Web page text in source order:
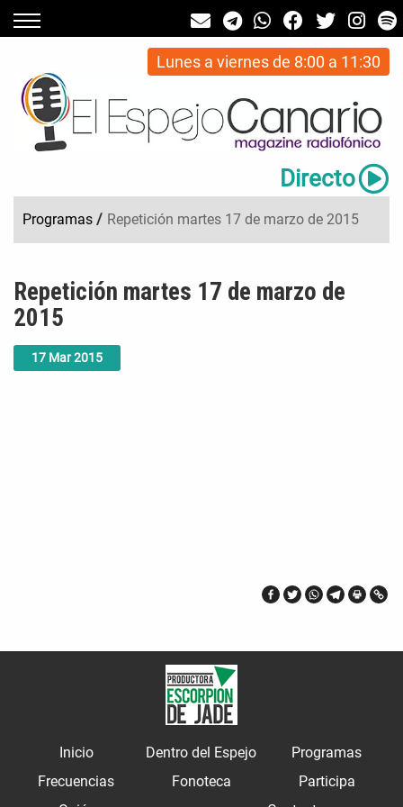
Lunes a viernes de 8:00 a 11:30
Directo
Programas / Repetición martes 17 de marzo de 2015
17 Mar2015
Repetición martes 17 de marzo de
2015
Inicio Dentro del Espejo
Programas
Frecuencias
Fonoteca
Participa